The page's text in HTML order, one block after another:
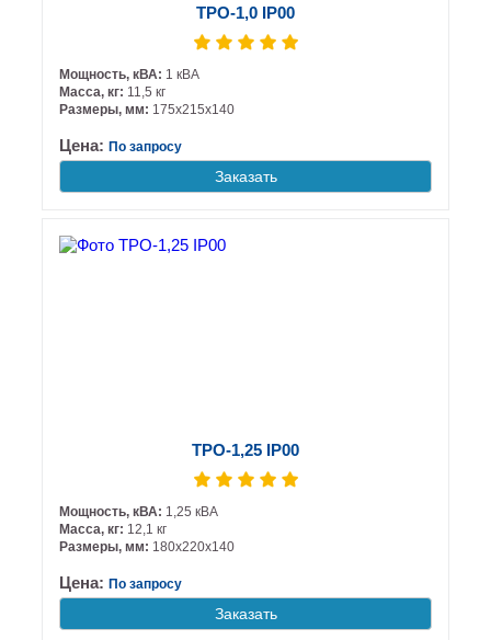
ТРО-1,0 IP00
Мощность, кВА: 1 кВА
Масса, кг: 11,5 кг
Размеры, мм: 175х215х140
Цена: По запросу
Заказать
ТРО-1,25 IP00
Мощность, кВА: 1,25 кВА
Масса, кг: 12,1 кг
Размеры, мм: 180х220х140
Цена: По запросу
Заказать